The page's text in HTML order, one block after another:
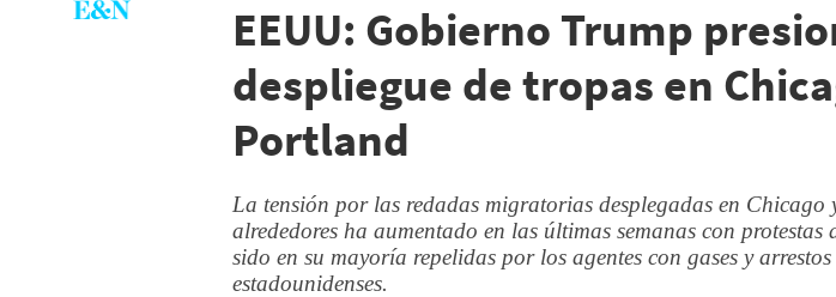
EEUU: Gobierno Trump
despliegue de tropas en
Portland
La tensión por las redadas migratorias desplegadas en Chicago
alrededores ha aumentado en las últimas semanas con protestas
sido en su mayoría repelidas por los agentes con gases y
estadounidenses.